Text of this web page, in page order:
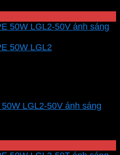
₫.
LGL2-50V ánh sáng